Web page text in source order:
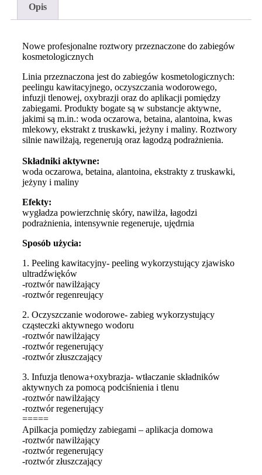
Opis
Nowe profesjonalne roztwory przeznaczone do zabiegów
kosmetologicznych
Linia przeznaczona jest do zabiegów kosmetologicznych:
peelingu kawitacyjnego, oczyszczania wodorowego,
infuzji tlenowej, oxybrazji oraz do aplikacji pomiędzy
zabiegami. Produkty bogate są w substancje aktywne,
jakimi są m.in.: woda oczarowa, betaina, alantoina, kwas
mlekowy, ekstrakt z truskawki, jeżyny i maliny. Roztwory
silnie nawilżają, regenerują oraz łagodzą podrażnienia.
Składniki aktywne:
woda oczarowa, betaina, alantoina, ekstrakty z truskawki,
jeżyny i maliny
Efekty:
wygładza powierzchnię skóry, nawilża, łagodzi
podrażnienia, intensywnie regeneruje, ujędrnia
Sposób użycia:
1. Peeling kawitacyjny- peeling wykorzystujący zjawisko
ultradźwięków
-roztwór nawilżający
-roztwór regenreujący
2. Oczyszczanie wodorowe- zabieg wykorzystujący
cząsteczki aktywnego wodoru
-roztwór nawilżający
-roztwór regenerujący
-roztwór złuszczający
3. Infuzja tlenowa+oxybrazja- wtłaczanie składników
aktywnych za pomocą podciśnienia i tlenu
-roztwór nawilżający
-roztwór regenerujący
=====
Apilkacja pomiędzy zabiegami – aplikacja domowa
-roztwór nawilżający
-roztwór regenerujący
-roztwór złuszczający